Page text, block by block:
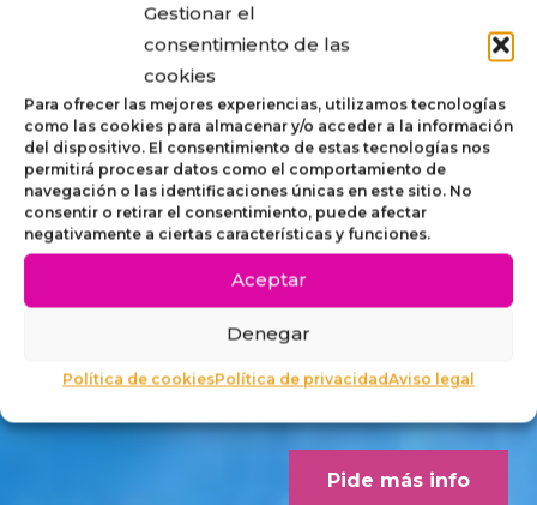
Gestionar el
consentimiento de las
cookies
Para ofrecer las mejores experiencias, utilizamos tecnologías
como las cookies para almacenar y/o acceder a la información
del dispositivo. El consentimiento de estas tecnologías nos
permitirá procesar datos como el comportamiento de
navegación o las identificaciones únicas en este sitio. No
consentir o retirar el consentimiento, puede afectar
negativamente a ciertas características y funciones.
Aceptar
Denegar
Política de cookiesPolítica de privacidadAviso legal
STRIP,
MOBILIARIO
ACCESIBLE
PARA
EXTERIORES
Pide más info